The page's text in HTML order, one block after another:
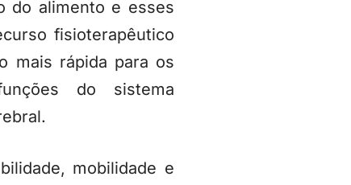
do alimento e esses
fisioterapêutico
mais rápida para os
do sistema
mobilidade e